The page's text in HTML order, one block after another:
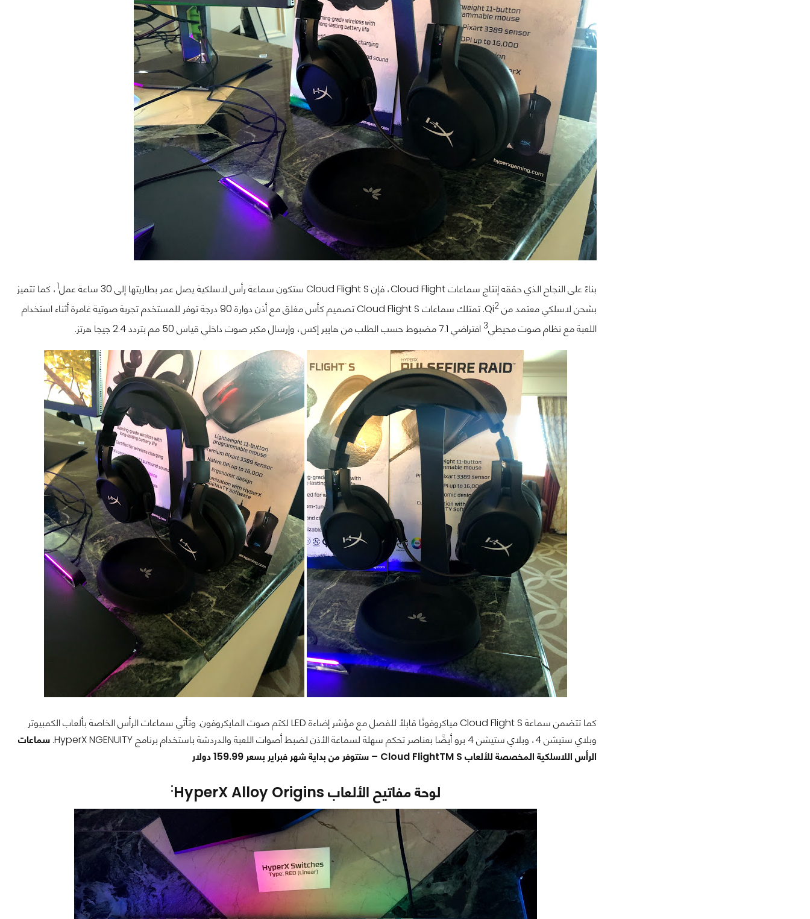
بناءً على النجاح الذي حققه إنتاج سماعات Cloud Flight، فإن Cloud Flight S ستكون سماعة رأس لاسلكية يصل عمر بطاريتها إلى 30 ساعة عمل 1، كما تتميز
بشحن لاسلكي معتمد من Qi 2
. تمتلك سماعات Cloud Flight S تصميم كأس مغلق مع أذن دوارة 90 درجة توفر للمستخدم تجربة صوتية غامرة أثناء استخدام
اللعبة مع نظام صوت محيطي3 افتراضي 7.1 مضبوط حسب الطلب من هايبر إكس، وإرسال مكبر صوت داخلي قياس 50 مم بتردد 2.4 جيجا هرتز.
كما تتضمن سماعة Cloud Flight S مياكروفونًا قابلاً للفصل مع مؤشر إضاءة LED لكتم صوت المايكروفون. وتأتي سماعات الرأس الخاصة بألعاب الكمبيوتر
وبلاي ستيشن 4، وبلاي ستيشن 4 برو أيضًا بعناصر تحكم سهلة لسماعة الأذن لضبط أصوات اللعبة والدردشة باستخدام برنامج HyperX NGENUITY.
سماعات
الرأس اللاسلكية المخصصة للألعاب Cloud FlightTM S – ستتوفر من بداية شهر فبراير بسعر 159.99 دولار
لوحة مفاتيح الألعاب HyperX Alloy Origins
: